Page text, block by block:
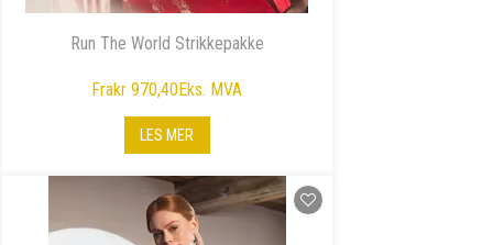
Run The World Strikkepakke
Frakr 970,40Eks. MVA
LES MER